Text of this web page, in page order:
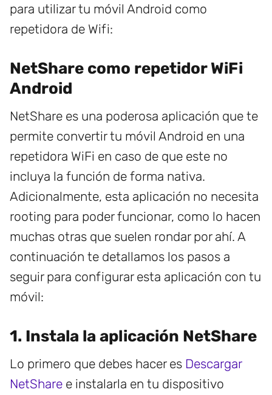
para utilizar tu móvil Android como
repetidora de Wifi:
NetShare como repetidor WiFi
Android
NetShare es una poderosa aplicación que te
permite convertir tu móvil Android en una
repetidora WiFi en caso de que este no
incluya la función de forma nativa.
Adicionalmente, esta aplicación no necesita
rooting para poder funcionar, como lo hacen
muchas otras que suelen rondar por ahí. A
continuación te detallamos los pasos a
seguir para configurar esta aplicación con tu
móvil:
1. Instala la aplicación NetShare
Lo primero que debes hacer es Descargar
NetShare e instalarla en tu dispositivo